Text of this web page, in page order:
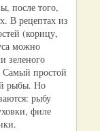
после того,
В рецептах из
(корицу,
можно
зеленого
Самый простой
рыбы. Но
рыбу
филе